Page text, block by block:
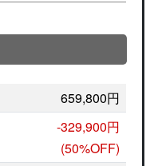
659,800円
-329,900円
(50%OFF)